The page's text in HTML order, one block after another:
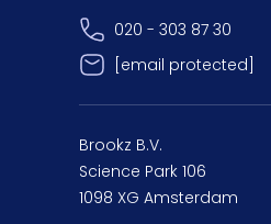
020 - 303 87 30
[email protected]
Brookz B.V.
Science Park 106
1098 XG Amsterdam